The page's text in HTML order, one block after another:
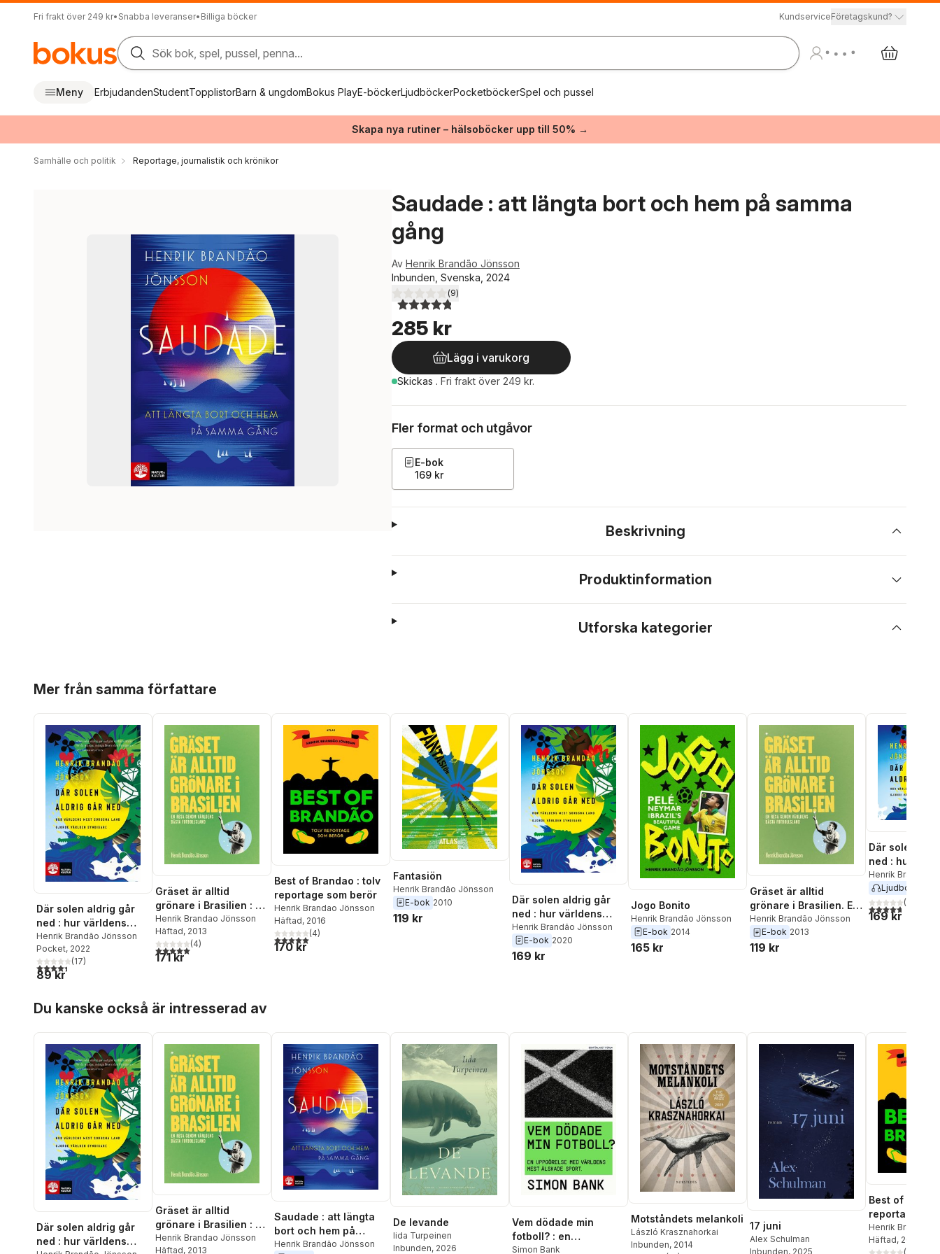
Fri frakt över 249 kr• Snabba leveranser• Billiga böcker KundserviceFöretagskund?
Sök bok, spel, pussel, penna...
Meny ErbjudandenStudentTopplistorBarn & ungdomBokus PlayE-böckerLjudböckerPocketböckerSpel och pussel
Skapa nya rutiner – hälsoböcker upp till 50% →
Samhälle och politik Reportage, journalistik och krönikor
Saudade : att längta bort och hem på samma
gång
Av Henrik Brandão Jönsson
Inbunden, Svenska, 2024
4,8utav 5 stjärnor. Totalt antal röster:
(9)
285 kr
Lägg i varukorg
Skickas . Fri frakt över 249 kr.
Fler format och utgåvor
E-bok
169 kr
Beskrivning
Produktinformation
Utforska kategorier
Mer från samma författare
Där solen aldrig går
ned : hur världens
mest sorgsna land
gjorde världen
syndigare
Henrik Brandão Jönsson
Pocket, 2022
4,4utav 5 stjärnor. Totalt antal röster:
(17)
89 kr
Gräset är alltid
grönare i Brasilien : en
resa genom världens
bästa fotbollsl
Henrik Brandao Jönsson
Häftad, 2013
5,0utav 5 stjärnor. Totalt antal röster:
(4)
171 kr
Best of Brandao : tolv
reportage som berör
Henrik Brandao Jönsson
Häftad, 2016
5,0utav 5 stjärnor. Totalt antal röster:
(4)
170 kr
Fantasiön
Henrik Brandão Jönsson
E-bok 2010
119 kr
Där solen aldrig går
ned : hur världens
mest sorgsna land
gjorde världen
syndigare
Henrik Brandão Jönsson
E-bok 2020
169 kr
Jogo Bonito
Henrik Brandão Jönsson
E-bok 2014
165 kr
Gräset är alltid
grönare i Brasilien. En
resa genom världens
bästa fotbollsland.
Henrik Brandão Jönsson
E-bok 2013
119 kr
Där solen
ned : hur
mest sorgsna
gjorde
syndigare
Henrik Brandão
Ljudbok
4,7utav 5(
169 kr
Du kanske också är intresserad av
Där solen aldrig går
ned : hur världens
Gräset är alltid
grönare i Brasilien : en
resa genom världens
Henrik Brandao Jönsson
Häftad, 2013
Saudade : att längta
bort och hem på
samma gång
Henrik Brandão Jönsson
De levande
Iida Turpeinen
Inbunden, 2026
Vem dödade min
fotboll? : en
uppgörelse med
Simon Bank
Motståndets melankoli
László Krasznahorkai
Inbunden, 2014
17 juni
Alex Schulman
Inbunden, 2025
Best of
reportage
Henrik Brandao
Häftad, 2016